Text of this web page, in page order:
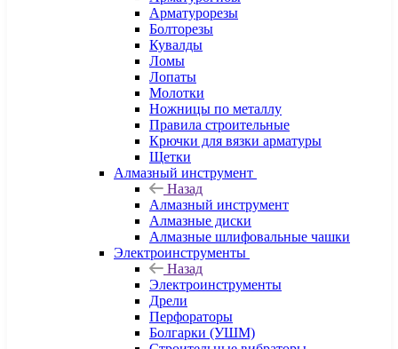
Арматурорезы
Болторезы
Кувалды
Ломы
Лопаты
Молотки
Ножницы по металлу
Правила строительные
Крючки для вязки арматуры
Щетки
Алмазный инструмент
Назад
Алмазный инструмент
Алмазные диски
Алмазные шлифовальные чашки
Электроинструменты
Назад
Электроинструменты
Дрели
Перфораторы
Болгарки (УШМ)